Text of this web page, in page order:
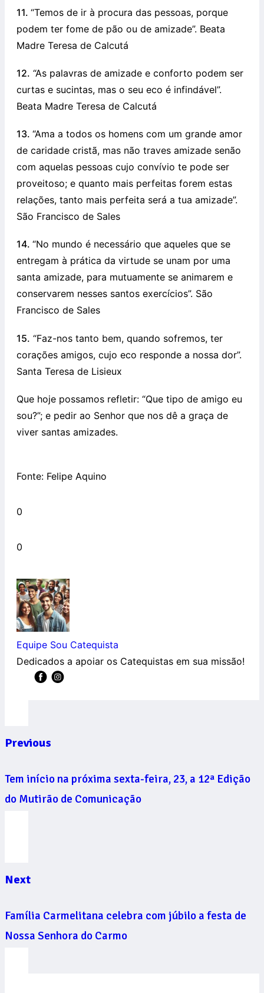
11. “Temos de ir à procura das pessoas, porque
podem ter fome de pão ou de amizade”. Beata
Madre Teresa de Calcutá
12. “As palavras de amizade e conforto podem ser
curtas e sucintas, mas o seu eco é infindável”.
Beata Madre Teresa de Calcutá
13. “Ama a todos os homens com um grande amor
de caridade cristã, mas não traves amizade senão
com aquelas pessoas cujo convívio te pode ser
proveitoso; e quanto mais perfeitas forem estas
relações, tanto mais perfeita será a tua amizade”.
São Francisco de Sales
14. “No mundo é necessário que aqueles que se
entregam à prática da virtude se unam por uma
santa amizade, para mutuamente se animarem e
conservarem nesses santos exercícios”. São
Francisco de Sales
15. “Faz-nos tanto bem, quando sofremos, ter
corações amigos, cujo eco responde a nossa dor”.
Santa Teresa de Lisieux
Que hoje possamos refletir: “Que tipo de amigo eu
sou?”; e pedir ao Senhor que nos dê a graça de
viver santas amizades.
Fonte: Felipe Aquino
0
0
Equipe Sou Catequista
Dedicados a apoiar os Catequistas em sua missão!
Previous
Tem início na próxima sexta-feira, 23, a 12ª Edição
do Mutirão de Comunicação
Next
Família Carmelitana celebra com júbilo a festa de
Nossa Senhora do Carmo